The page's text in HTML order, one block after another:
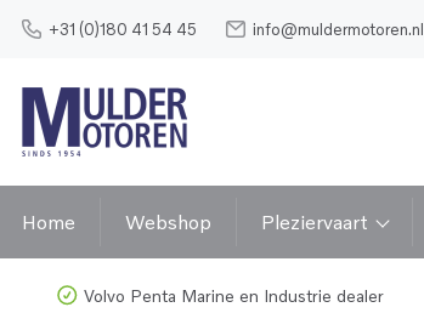
+31 (0)180 41 54 45 info@muldermotoren.nl
Home Webshop Pleziervaart
Volvo Penta Marine en Industrie dealer